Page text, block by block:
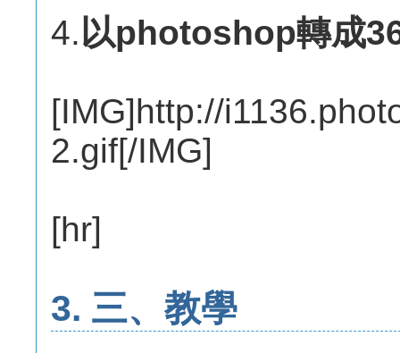
4.以photoshop轉成
[IMG]http://
2.gif[/IMG]
[hr]
3. 三、教學